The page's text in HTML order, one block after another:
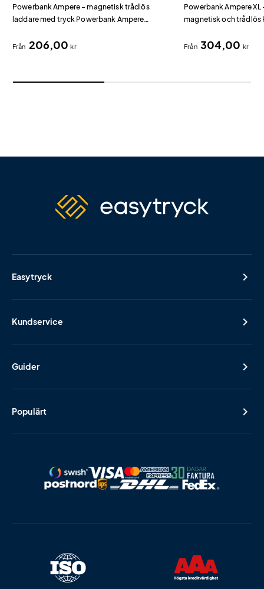
Powerbank Ampere – magnetisk trådlös
laddare med tryck Powerbank Ampere
en magnetisk framsida som fäster direkt på
Från 206,00kr
Powerbank Ampere
magnetisk och trådlös
15W trådlösa laddning
Från 304,00 kr
Easytryck
Kundservice
Guider
Populärt